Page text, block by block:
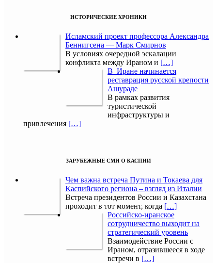
ИСТОРИЧЕСКИЕ ХРОНИКИ
Исламский проект профессора Александра
Беннигсена — Марк Смирнов
В условиях очередной эскалации
конфликта между Ираном и […]
В Иране начинается
реставрация русской крепости
Ашураде
В рамках развития
туристической
инфраструктуры и
привлечения […]
ЗАРУБЕЖНЫЕ СМИ О КАСПИИ
Чем важна встреча Путина и Токаева для
Каспийского региона – взгляд из Италии
Встреча президентов России и Казахстана
проходит в тот момент, когда […]
Российско-иранское
сотрудничество выходит на
стратегический уровень
Взаимодействие России с
Ираном, отразившееся в ходе
встречи в […]